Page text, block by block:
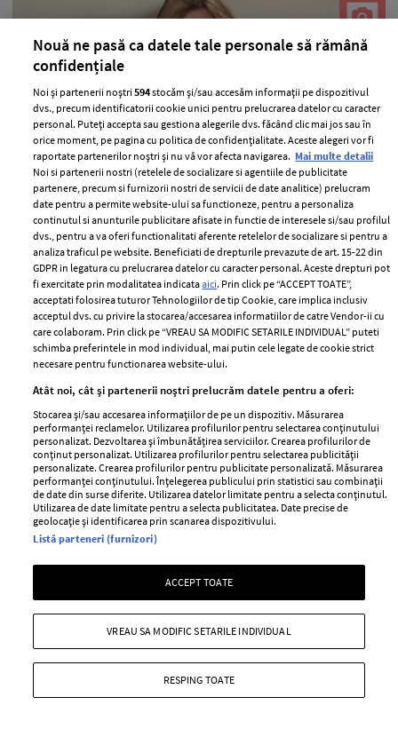
Tricotaje de sezon
TRICOTAJE 18 octombrie 2010
A venit momentul sa ne bucuram de nebunia
tricotajelor din acest sezon!
+ MAI MULTE
Colectia toamna-iarna 2010 Stefanel
27 august 2010
Indiferent de sezon brand-ul Stefanel iese in evidenta
prin linia de tricotaje care l-a facut renumit.
Nouă ne pasă ca datele tale personale să rămână
confidențiale
Noi și partenerii noștri594stocăm și/sau accesăm informații pe dispozitivul
dvs., precum identificatorii cookie unici pentru prelucrarea datelor cu caracter
personal. Puteți accepta sau gestiona alegerile dvs. făcând clic mai jos sau în
orice moment, pe pagina cu politica de confidențialitate. Aceste alegeri vor fi
raportate partenerilor noștri și nu vă vor afecta navigarea. Mai multe detalii
Noi si partenerii nostri (retelele de socializare si agentiile de publicitate
partenere, precum si furnizorii nostri de servicii de date analitice) prelucram
date pentru a permite website-ului sa functioneze, pentru a personaliza
continutul si anunturile publicitare afisate in functie de interesele si/sau profilul
dvs., pentru a va oferi functionalitati aferente retelelor de socializare si pentru a
analiza traficul pe website. Beneficiati de drepturile prevazute de art. 15-22 din
GDPR in legatura cu prelucrarea datelor cu caracter personal. Aceste drepturi pot
fi exercitate prin modalitatea indicataaici. Prin click pe “ACCEPT TOATE”,
acceptati folosirea tuturor Tehnologiilor de tip Cookie, care implica inclusiv
acceptul dvs. cu privire la stocarea/accesarea informatiilor de catre Vendor-ii cu
care colaboram. Prin click pe “VREAU SA MODIFIC SETARILE INDIVIDUAL” puteti
schimba preferintele in mod individual, mai putin cele legate de cookie strict
necesare pentru functionarea website-ului.
Atât noi, cât și partenerii noștri prelucrăm datele pentru a oferi:
Stocarea și/sau accesarea informațiilor de pe un dispozitiv. Măsurarea
performanței reclamelor. Utilizarea profilurilor pentru selectarea conținutului
personalizat. Dezvoltarea și îmbunătățirea serviciilor. Crearea profilurilor de
conținut personalizat. Utilizarea profilurilor pentru selectarea publicității
personalizate. Crearea profilurilor pentru publicitate personalizată. Măsurarea
performanței conținutului. Înțelegerea publicului prin statistici sau combinații
de date din surse diferite. Utilizarea datelor limitate pentru a selecta conținutul.
Utilizarea de date limitate pentru a selecta publicitatea. Date precise de
geolocație și identificarea prin scanarea dispozitivului.
Listă parteneri (furnizori)
ACCEPT TOATE
RESPING TOATE
VREAU SA MODIFIC SETARILE INDIVIDUAL